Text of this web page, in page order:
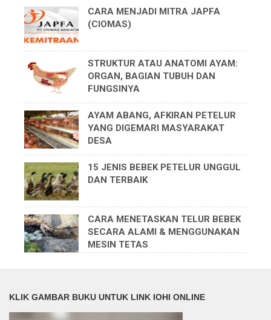
CARA MENJADI MITRA JAPFA
(CIOMAS)
STRUKTUR ATAU ANATOMI AYAM:
ORGAN, BAGIAN TUBUH DAN
FUNGSINYA
AYAM ABANG, AFKIRAN PETELUR
YANG DIGEMARI MASYARAKAT
DESA
15 JENIS BEBEK PETELUR UNGGUL
DAN TERBAIK
CARA MENETASKAN TELUR BEBEK
SECARA ALAMI & MENGGUNAKAN
MESIN TETAS
KLIK GAMBAR BUKU UNTUK LINK IOHI ONLINE